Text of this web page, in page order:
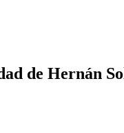
de Hernán